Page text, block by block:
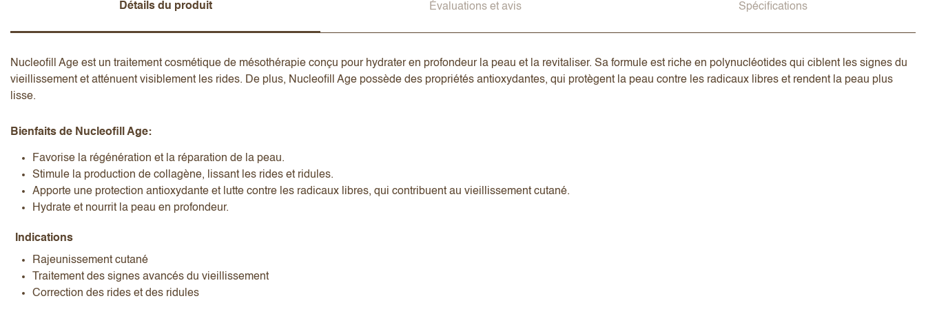
Détails du produit Évaluations et avis Spécifications
Nucleofill Age est un traitement cosmétique de mésothérapie conçu pour hydrater en profondeur la peau et la revitaliser. Sa formule est riche en polynucléotides qui ciblent les signes du
vieillissement et atténuent visiblement les rides. De plus, Nucleofill Age possède des propriétés antioxydantes, qui protègent la peau contre les radicaux libres et rendent la peau plus
lisse.
Bienfaits de Nucleofill Age:
Favorise la régénération et la réparation de la peau.
Stimule la production de collagène, lissant les rides et ridules.
Apporte une protection antioxydante et lutte contre les radicaux libres, qui contribuent au vieillissement cutané.
Hydrate et nourrit la peau en profondeur.
Indications
Rajeunissement cutané
Traitement des signes avancés du vieillissement
Correction des rides et des ridules
J’accepte les termes et conditions
Envoyer l’avis